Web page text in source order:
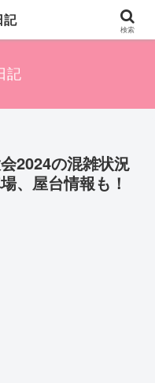
味のあることアレやコレ、色々
記
2024の混雑状況
、屋台情報も！
記
検索